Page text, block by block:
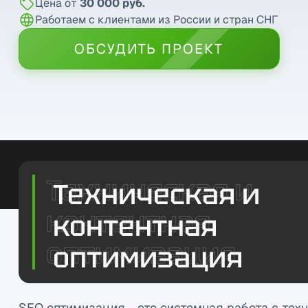
Цена от30 000 руб.
Работаем с клиентами из России и стран СНГ
ОБСУДИТЬ ПРОЕКТ
Техническая и
контентная
оптимизация